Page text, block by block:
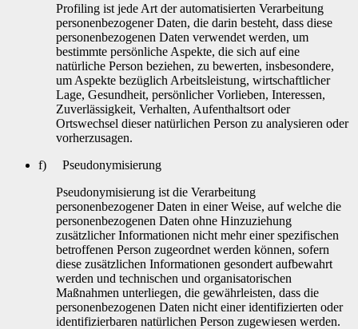
Profiling ist jede Art der automatisierten Verarbeitung
personenbezogener Daten, die darin besteht, dass diese
personenbezogenen Daten verwendet werden, um
bestimmte persönliche Aspekte, die sich auf eine
natürliche Person beziehen, zu bewerten, insbesondere,
um Aspekte bezüglich Arbeitsleistung, wirtschaftlicher
Lage, Gesundheit, persönlicher Vorlieben, Interessen,
Zuverlässigkeit, Verhalten, Aufenthaltsort oder
Ortswechsel dieser natürlichen Person zu analysieren oder
vorherzusagen.
f) Pseudonymisierung
Pseudonymisierung ist die Verarbeitung
personenbezogener Daten in einer Weise, auf welche die
personenbezogenen Daten ohne Hinzuziehung
zusätzlicher Informationen nicht mehr einer spezifischen
betroffenen Person zugeordnet werden können, sofern
diese zusätzlichen Informationen gesondert aufbewahrt
werden und technischen und organisatorischen
Maßnahmen unterliegen, die gewährleisten, dass die
personenbezogenen Daten nicht einer identifizierten oder
identifizierbaren natürlichen Person zugewiesen werden.